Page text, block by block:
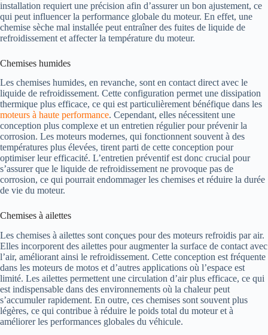
installation requiert une précision afin d’assurer un bon ajustement, ce
qui peut influencer la performance globale du moteur. En effet, une
chemise sèche mal installée peut entraîner des fuites de liquide de
refroidissement et affecter la température du moteur.
Chemises humides
Les chemises humides, en revanche, sont en contact direct avec le
liquide de refroidissement. Cette configuration permet une dissipation
thermique plus efficace, ce qui est particulièrement bénéfique dans les
moteurs à haute performance. Cependant, elles nécessitent une
conception plus complexe et un entretien régulier pour prévenir la
corrosion. Les moteurs modernes, qui fonctionnent souvent à des
températures plus élevées, tirent parti de cette conception pour
optimiser leur efficacité. L’entretien préventif est donc crucial pour
s’assurer que le liquide de refroidissement ne provoque pas de
corrosion, ce qui pourrait endommager les chemises et réduire la durée
de vie du moteur.
Chemises à ailettes
Les chemises à ailettes sont conçues pour des moteurs refroidis par air.
Elles incorporent des ailettes pour augmenter la surface de contact avec
l’air, améliorant ainsi le refroidissement. Cette conception est fréquente
dans les moteurs de motos et d’autres applications où l’espace est
limité. Les ailettes permettent une circulation d’air plus efficace, ce qui
est indispensable dans des environnements où la chaleur peut
s’accumuler rapidement. En outre, ces chemises sont souvent plus
légères, ce qui contribue à réduire le poids total du moteur et à
améliorer les performances globales du véhicule.